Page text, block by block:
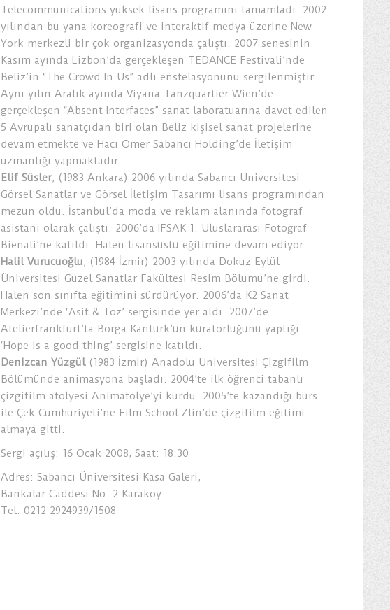
Telecommunications yuksek lisans programını tamamladı. 2002
yılından bu yana koreografi ve interaktif medya üzerine New
York merkezli bir çok organizasyonda çalıştı. 2007 senesinin
Kasım ayında Lizbon’da gerçekleşen TEDANCE Festivali’nde
Beliz’in “The Crowd In Us” adlı enstelasyonunu sergilenmiştir.
Aynı yılın Aralık ayında Viyana Tanzquartier Wien’de
gerçekleşen “Absent Interfaces” sanat laboratuarına davet edilen
5 Avrupalı sanatçıdan biri olan Beliz kişisel sanat projelerine
devam etmekte ve Hacı Ömer Sabancı Holding’de İletişim
uzmanlığı yapmaktadır.
Elif Süsler, (1983 Ankara) 2006 yılında Sabancı Universitesi
Görsel Sanatlar ve Görsel İletişim Tasarımı lisans programından
mezun oldu. İstanbul’da moda ve reklam alanında fotograf
asistanı olarak çalıştı. 2006’da IFSAK 1. Uluslararası Fotoğraf
Bienali’ne katıldı. Halen lisansüstü eğitimine devam ediyor.
Halil Vurucuoğlu, (1984 İzmir) 2003 yılında Dokuz Eylül
Üniversitesi Güzel Sanatlar Fakültesi Resim Bölümü’ne girdi.
Halen son sınıfta eğitimini sürdürüyor. 2006’da K2 Sanat
Merkezi’nde ‘Asit & Toz’ sergisinde yer aldı. 2007’de
Atelierfrankfurt’ta Borga Kantürk’ün küratörlüğünü yaptığı
‘Hope is a good thing’ sergisine katıldı.
Denizcan Yüzgül(1983 İzmir) Anadolu Üniversitesi Çizgifilm
Bölümünde animasyona başladı. 2004’te ilk öğrenci tabanlı
çizgifilm atölyesi Animatolye’yi kurdu. 2005’te kazandığı burs
ile Çek Cumhuriyeti’ne Film School Zlin’de çizgifilm eğitimi
almaya gitti.
Sergi açılış: 16 Ocak 2008, Saat: 18:30
Adres: Sabancı Üniversitesi Kasa Galeri,
Bankalar Caddesi No: 2 Karaköy
Tel: 0212 2924939/1508